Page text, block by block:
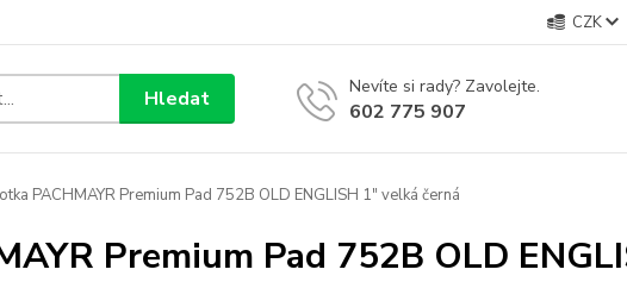
CZK
Hledat Nevíte si rady? Zavolejte.
602 775 907
PACHMAYR Premium Pad 752B OLD ENGLISH 1" velká černá
Premium Pad 752B OLD